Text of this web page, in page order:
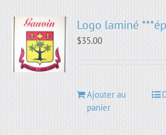
Logo laminé
$35.00
Ajouter au
panier